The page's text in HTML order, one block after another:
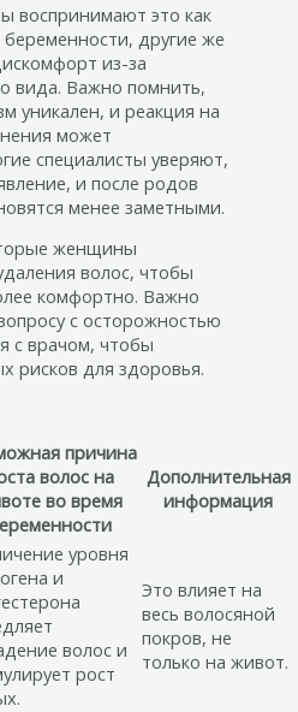
воспринимают это как
беременности, другие же
из-за
вида. Важно помнить,
уникален, и реакция на
может
специалисты уверяют,
и после родов
менее заметными.
женщины
волос, чтобы
комфортно. Важно
с осторожностью
с врачом, чтобы
рисков для здоровья.
причина
волос на
во время
Дополнительная
информация
уровня
и
волос и
рост
Это влияет на
весь волосяной
покров, не
только на живот.